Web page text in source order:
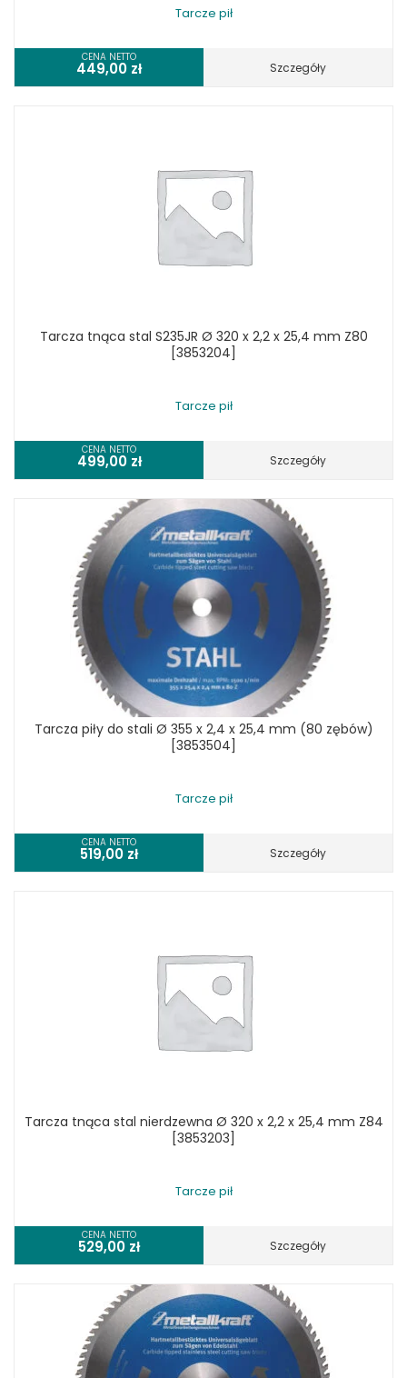
Tarcze pił
CENA NETTO
449,00 zł Szczegóły
Tarcza tnąca stal S235JR Ø 320 x 2,2 x 25,4 mm Z80
[3853204]
Tarcze pił
CENA NETTO
499,00 zł Szczegóły
Tarcza piły do stali Ø 355 x 2,4 x 25,4 mm (80 zębów)
[3853504]
Tarcze pił
CENA NETTO
519,00 zł Szczegóły
Tarcza tnąca stal nierdzewna Ø 320 x 2,2 x 25,4 mm Z84
[3853203]
Tarcze pił
CENA NETTO
529,00 zł Szczegóły